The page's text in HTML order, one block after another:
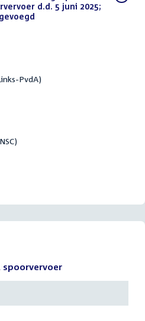
d.d. 5 juni 2025;
PvdA)